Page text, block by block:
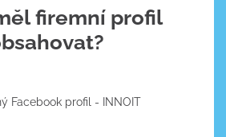
firemní profil